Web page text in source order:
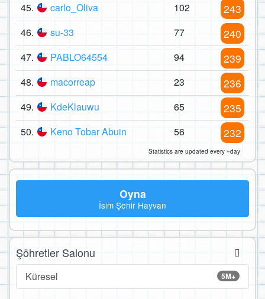
45. carlo_Oliva 102 243
46. su-33 77 240
47. PABLO64554 94 239
48. macorreap 23 236
49. KdeKlauwu 65 235
50. Keno Tobar Abuin 56 232
Statistics are updated every ~day
Oyna
İsim Şehir Hayvan
Şöhretler Salonu
5M+
Küresel